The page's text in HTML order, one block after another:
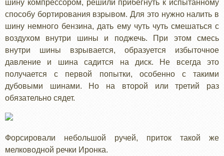
шину компрессором, решили прибегнуть к испытанному
способу бортирования взрывом. Для это нужно налить в
шину немного бензина, дать ему чуть чуть смешаться с
воздухом внутри шины и поджечь. При этом смесь
внутри шины взрывается, образуется избыточное
давление и шина садится на диск. Не всегда это
получается с первой попытки, особенно с такими
дубовыми шинами. Но на второй или третий раз
обязательно сядет.
Форсировали небольшой ручей, приток такой же
мелководной речки Иронка.